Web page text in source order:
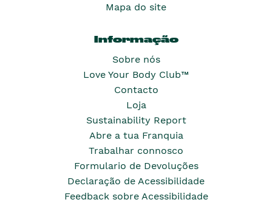
Mapa do site
Informação
Sobre nós
Love Your Body Club™
Contacto
Loja
Sustainability Report
Abre a tua Franquia
Trabalhar connosco
Formulario de Devoluções
Declaração de Acessibilidade
Feedback sobre Acessibilidade